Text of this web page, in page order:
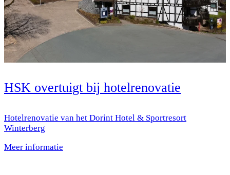
HSK overtuigt bij hotelrenovatie
Hotelrenovatie van het Dorint Hotel & Sportresort
Winterberg
Meer informatie